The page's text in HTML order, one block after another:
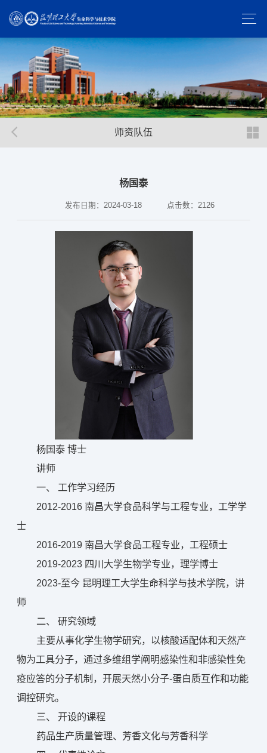
师资队伍
杨国泰
发布日期：2024-03-18 点击数：2126
杨国泰 博士
讲师
一、 工作学习经历
2012-2016 南昌大学食品科学与工程专业，工学学
士
2016-2019 南昌大学食品工程专业，工程硕士
2019-2023 四川大学生物学专业，理学博士
2023-至今 昆明理工大学生命科学与技术学院，讲
师
二、 研究领域
主要从事化学生物学研究，以核酸适配体和天然产
物为工具分子，通过多维组学阐明感染性和非感染性免
疫应答的分子机制，开展天然小分子-蛋白质互作和功能
调控研究。
三、 开设的课程
药品生产质量管理、芳香文化与芳香科学